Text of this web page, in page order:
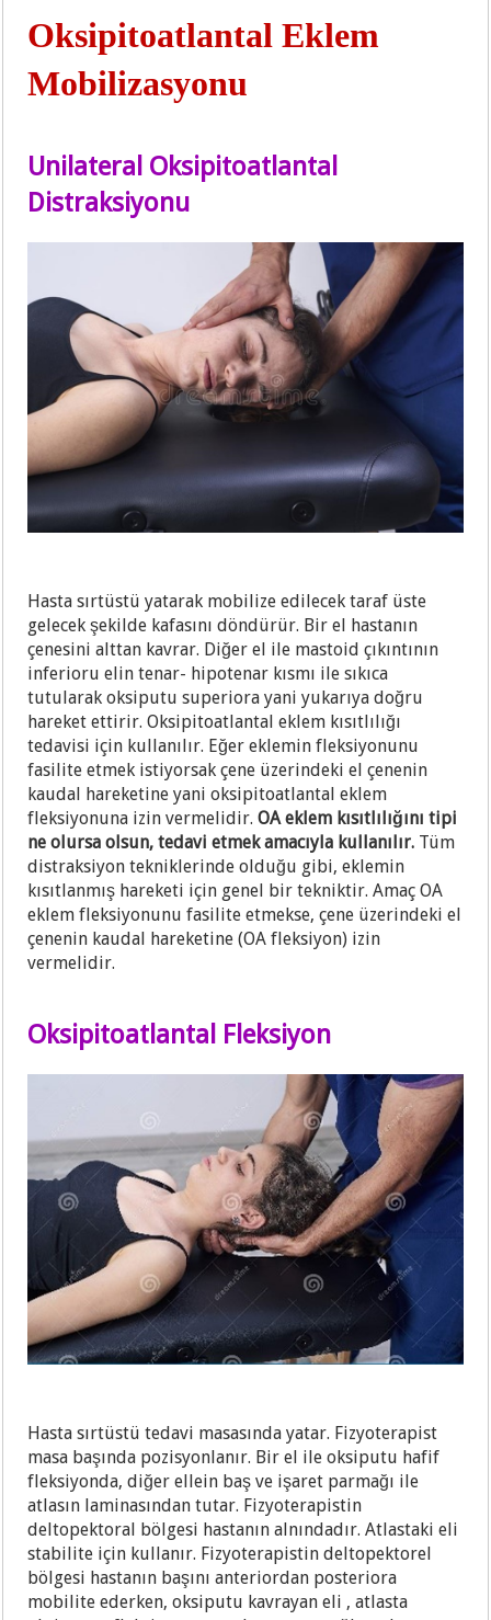
Oksipitoatlantal Eklem
Mobilizasyonu
Unilateral Oksipitoatlantal
Distraksiyonu
Hasta sırtüstü yatarak mobilize edilecek taraf üste
gelecek şekilde kafasını döndürür. Bir el hastanın
çenesini alttan kavrar. Diğer el ile mastoid çıkıntının
inferioru elin tenar- hipotenar kısmı ile sıkıca
tutularak oksiputu superiora yani yukarıya doğru
hareket ettirir. Oksipitoatlantal eklem kısıtlılığı
tedavisi için kullanılır. Eğer eklemin fleksiyonunu
fasilite etmek istiyorsak çene üzerindeki el çenenin
kaudal hareketine yani oksipitoatlantal eklem
fleksiyonuna izin vermelidir.OA eklem kısıtlılığını tipi
ne olursa olsun, tedavi etmek amacıyla kullanılır. Tüm
distraksiyon tekniklerinde olduğu gibi, eklemin
kısıtlanmış hareketi için genel bir tekniktir. Amaç OA
eklem fleksiyonunu fasilite etmekse, çene üzerindeki el
çenenin kaudal hareketine (OA fleksiyon) izin
vermelidir.
Oksipitoatlantal Fleksiyon
Hasta sırtüstü tedavi masasında yatar. Fizyoterapist
masa başında pozisyonlanır. Bir el ile oksiputu hafif
fleksiyonda, diğer ellein baş ve işaret parmağı ile
atlasın laminasından tutar. Fizyoterapistin
deltopektoral bölgesi hastanın alnındadır. Atlastaki eli
stabilite için kullanır. Fizyoterapistin deltopektorel
bölgesi hastanın başını anteriordan posteriora
mobilite ederken, oksiputu kavrayan eli , atlasta